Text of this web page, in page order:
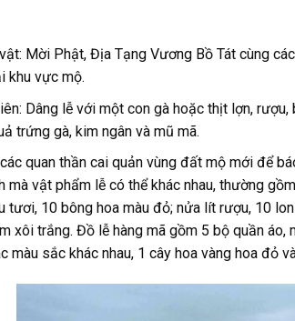
Mời Phật, Địa Tạng Vương Bồ Tát cùng
khu vực mộ.
Dâng lễ với một con gà hoặc thịt lợn,
trứng gà, kim ngân và mũ mã.
các quan thần cai quản vùng đất mộ mới để
mà vật phẩm lễ có thể khác nhau, thường
tươi, 10 bông hoa màu đỏ; nửa lít rượu, 10
xôi trắng. Đồ lễ hàng mã gồm 5 bộ quần
màu sắc khác nhau, 1 cây hoa vàng hoa đỏ